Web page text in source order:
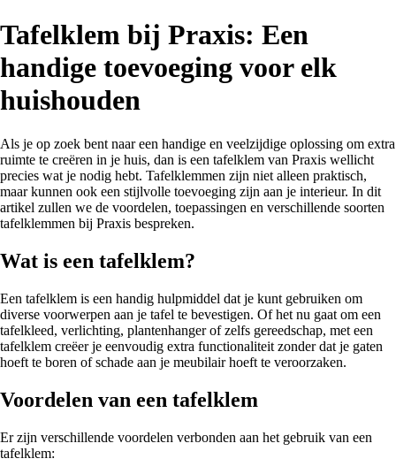
Tafelklem bij Praxis: Een
handige toevoeging voor elk
huishouden
Als je op zoek bent naar een handige en veelzijdige oplossing om extra
ruimte te creëren in je huis, dan is een tafelklem van Praxis wellicht
precies wat je nodig hebt. Tafelklemmen zijn niet alleen praktisch,
maar kunnen ook een stijlvolle toevoeging zijn aan je interieur. In dit
artikel zullen we de voordelen, toepassingen en verschillende soorten
tafelklemmen bij Praxis bespreken.
Wat is een tafelklem?
Een tafelklem is een handig hulpmiddel dat je kunt gebruiken om
diverse voorwerpen aan je tafel te bevestigen. Of het nu gaat om een
tafelkleed, verlichting, plantenhanger of zelfs gereedschap, met een
tafelklem creëer je eenvoudig extra functionaliteit zonder dat je gaten
hoeft te boren of schade aan je meubilair hoeft te veroorzaken.
Voordelen van een tafelklem
Er zijn verschillende voordelen verbonden aan het gebruik van een
tafelklem: